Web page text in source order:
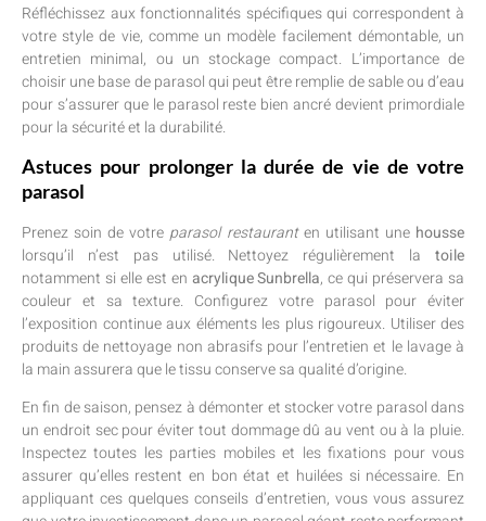
Réfléchissez aux fonctionnalités spécifiques qui correspondent à
votre style de vie, comme un modèle facilement démontable, un
entretien minimal, ou un stockage compact. L’importance de
choisir une base de parasol qui peut être remplie de sable ou d’eau
pour s’assurer que le parasol reste bien ancré devient primordiale
pour la sécurité et la durabilité.
Astuces pour prolonger la durée de vie de votre
parasol
Prenez soin de votre parasol restauranten utilisant une housse
lorsqu’il n’est pas utilisé. Nettoyez régulièrement la toile
notamment si elle est en acrylique Sunbrella, ce qui préservera sa
couleur et sa texture. Configurez votre parasol pour éviter
l’exposition continue aux éléments les plus rigoureux. Utiliser des
produits de nettoyage non abrasifs pour l’entretien et le lavage à
la main assurera que le tissu conserve sa qualité d’origine.
En fin de saison, pensez à démonter et stocker votre parasol dans
un endroit sec pour éviter tout dommage dû au vent ou à la pluie.
Inspectez toutes les parties mobiles et les fixations pour vous
assurer qu’elles restent en bon état et huilées si nécessaire. En
appliquant ces quelques conseils d’entretien, vous vous assurez